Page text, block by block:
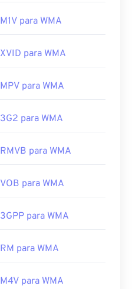
M1V para WMA
XVID para WMA
MPV para WMA
3G2 para WMA
RMVB para WMA
VOB para WMA
3GPP para WMA
RM para WMA
M4V para WMA